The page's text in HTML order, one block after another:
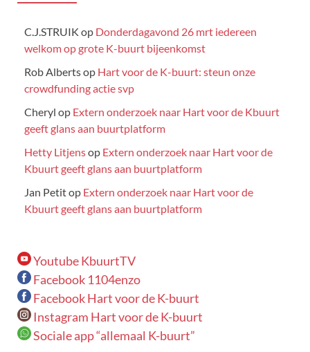
C.J.STRUIK op Donderdagavond 26 mrt iedereen
welkom op grote K-buurt bijeenkomst
Rob Albertsop Hart voor de K-buurt: steun onze
crowdfunding actie svp
Cheryl op Extern onderzoek naar Hart voor de Kbuurt
geeft glans aan buurtplatform
Hetty Litjensop Extern onderzoek naar Hart voor de
Kbuurt geeft glans aan buurtplatform
Jan Petitop Extern onderzoek naar Hart voor de
Kbuurt geeft glans aan buurtplatform
Youtube KbuurtTV
Facebook 1104enzo
Facebook Hart voor de K-buurt
Instagram Hart voor de K-buurt
Sociale app “allemaal K-buurt”